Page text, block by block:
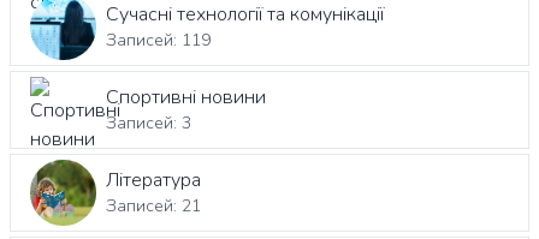
Сучасні технології та комунікації
Записей: 119
Спортивні новини
Записей: 3
Література
Записей: 21